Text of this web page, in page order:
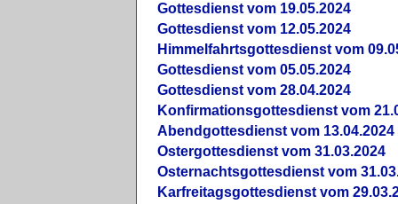
Gottesdienst vom 19.05.2024
Gottesdienst vom 12.05.2024
Himmelfahrtsgottesdienst vom
Gottesdienst vom 05.05.2024
Gottesdienst vom 28.04.2024
Konfirmationsgottesdienst vom
Abendgottesdienst vom 13.04.2024
Ostergottesdienst vom 31.03.2024
Osternachtsgottesdienst vom
Karfreitagsgottesdienst vom